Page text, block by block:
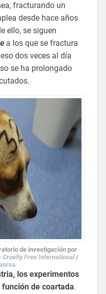
fracturando un
desde hace años
ello, se siguen
a los que se fractura
dos veces al día
se ha prolongado
de investigación por
Cruelty Free International /
los experimentos
función de coartada.